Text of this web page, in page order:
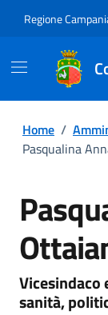
Regione
Home /
Pasqualina
Vicesindaco
sanità,